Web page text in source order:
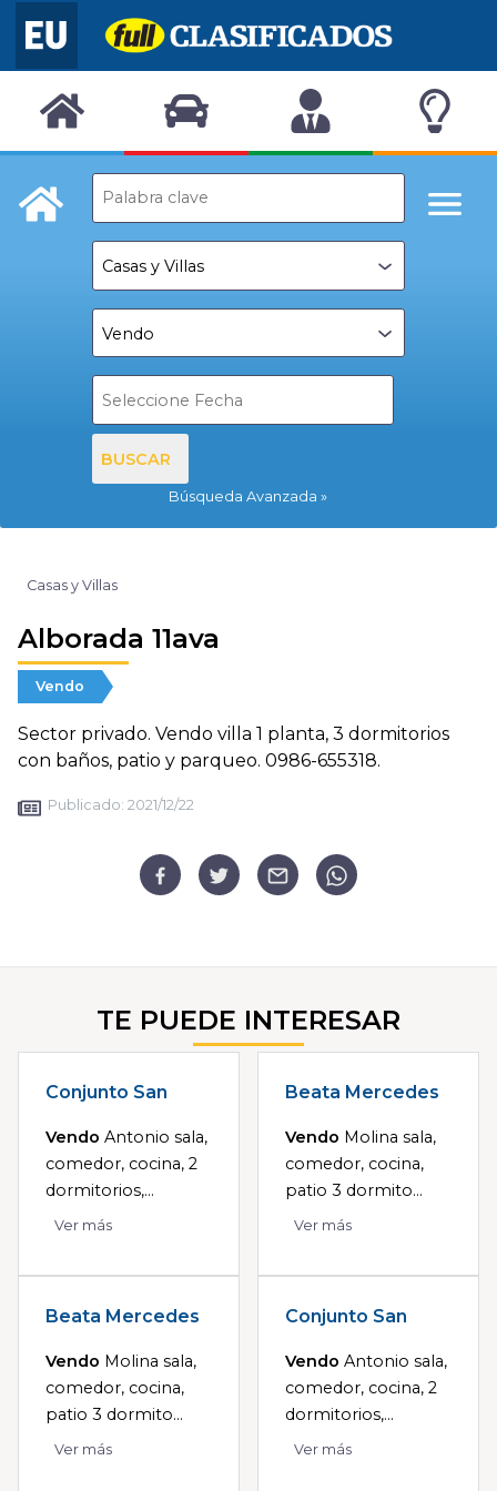
BUSCAR
Búsqueda Avanzada
Casas y Villas
Alborada 11ava
Vendo
Sector privado. Vendo villa 1 planta, 3 dormitorios
con baños, patio y parqueo. 0986-655318.
Publicado: 2021/12/22
TE PUEDE INTERESAR
Conjunto San
Vendo Antonio sala,
comedor, cocina, 2
dormitorios,...
Ver más
Beata Mercedes
Vendo Molina sala,
comedor, cocina,
patio 3 dormito...
Ver más
Beata Mercedes
Vendo Molina sala,
comedor, cocina,
patio 3 dormito...
Ver más
Conjunto San
Vendo Antonio sala,
comedor, cocina, 2
dormitorios,...
Ver más